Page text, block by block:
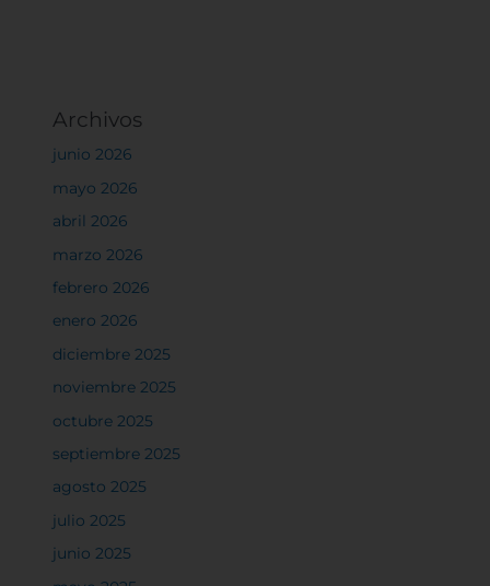
Archivos
junio 2026
mayo 2026
abril 2026
marzo 2026
febrero 2026
enero 2026
diciembre 2025
noviembre 2025
octubre 2025
septiembre 2025
agosto 2025
julio 2025
junio 2025